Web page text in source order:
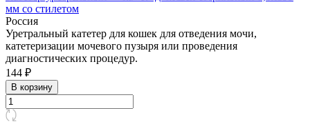
мм со стилетом
Россия
Уретральный катетер для кошек для отведения мочи,
катетеризации мочевого пузыря или проведения
диагностических процедур.
144 ₽
В корзину